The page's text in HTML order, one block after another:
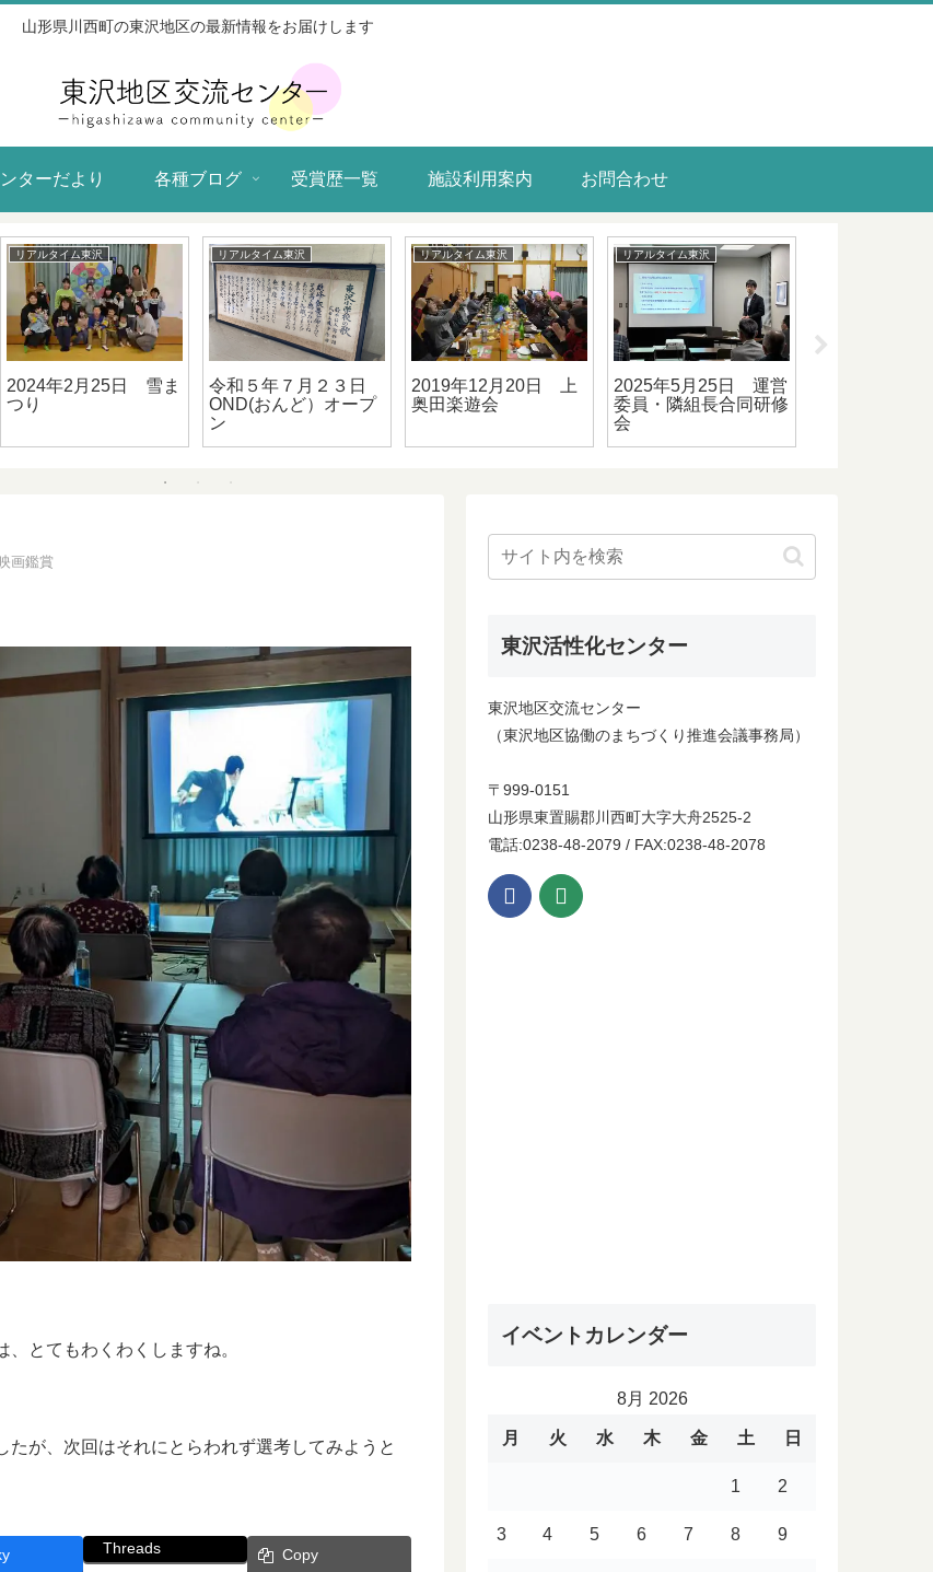
山形県川西町の東沢地区の最新情報をお届けします
ターだより 各種ブログ 受賞歴一覧 施設利用案内 お問合わせ
リアルタイム東沢
2026年6月6日 東沢
地区春祭り～さなぶり
リアルタイム東沢
2022年7月20日
（水） ワッハッハ
ー！笑って健康体操
リアルタイム東沢
2026年2月4日 第５
回健康教室～腸内環境
はっぴーたーんず
第9回 堀合 澄子さん
ご家族
画鑑賞
とてもわくわくしますね。
が、次回はそれにとらわれず選考してみようと
Threads Copy
東沢活性化センター
東沢地区交流センター
（東沢地区協働のまちづくり推進会議事務局）
〒999-0151
山形県東置賜郡川西町大字大舟2525-2
電話:0238-48-2079 / FAX:0238-48-2078
イベントカレンダー
8月 2026
月 火 水 木 金 土 日
1 2
3 4 5 6 7 8 9